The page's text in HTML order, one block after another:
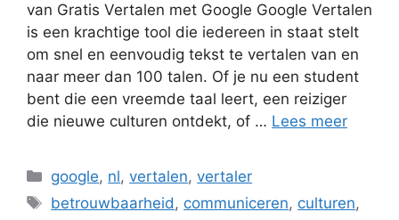
van Gratis Vertalen met Google Google Vertalen
is een krachtige tool die iedereen in staat stelt
om snel en eenvoudig tekst te vertalen van en
naar meer dan 100 talen. Of je nu een student
bent die een vreemde taal leert, een reiziger
die nieuwe culturen ontdekt, of … Lees meer
Categorieën
google, nl,vertalen,vertaler
Tags
betrouwbaarheid, communiceren, culturen,